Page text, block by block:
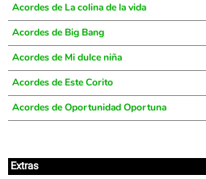
Acordes de La colina de la vida
Acordes de Big Bang
Acordes de Mi dulce niña
Acordes de Este Corito
Acordes de Oportunidad Oportuna
Extras